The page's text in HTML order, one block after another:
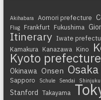
Akihabara Aomori prefecture
Flug Frankfurt Fukushima
Itinerary Iwate
Kamakura Kanazawa Kino
Kyoto prefecture
Okinawa Onsen Osaka
Sapporo Schule Sendai Shinjuku
Stanford
Takayama